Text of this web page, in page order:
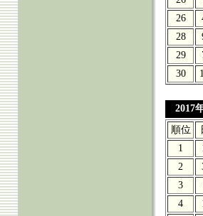
26
28
29
30
2017
順位
1
2
3
4